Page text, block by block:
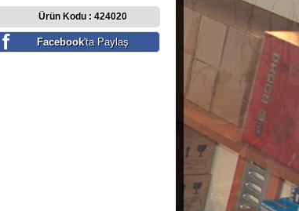
Ürün Kodu : 424020
Facebook'ta Paylaş